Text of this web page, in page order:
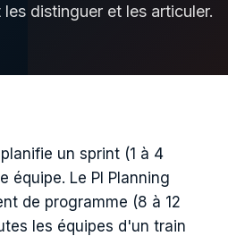
distinguer et les articuler.
un sprint (1 à 4
équipe. Le PI Planning
de programme (8 à 12
les équipes d'un train